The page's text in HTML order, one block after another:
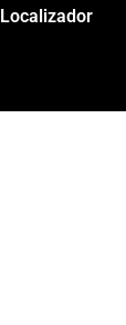
Localizador